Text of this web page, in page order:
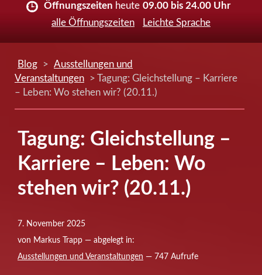
Öffnungszeiten heute 09.00 bis 24.00 Uhr
alle Öffnungszeiten
Leichte Sprache
Blog > Ausstellungen und
Veranstaltungen
> Tagung: Gleichstellung – Karriere
– Leben: Wo stehen wir? (20.11.)
Tagung: Gleichstellung –
Karriere – Leben: Wo
stehen wir? (20.11.)
7. November 2025
von Markus Trapp — abgelegt in:
Ausstellungen und Veranstaltungen — 747 Aufrufe